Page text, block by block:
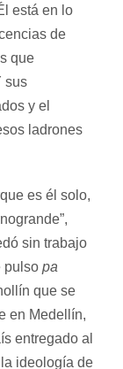
está en lo
de
que
sus
y el
ladrones
es él solo,
sin trabajo
pulso pa
que se
en Medellín,
entregado al
ideología de